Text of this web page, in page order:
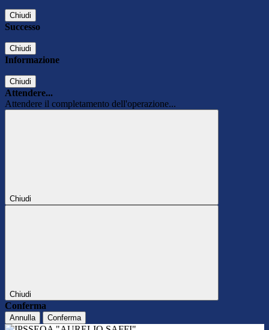
Chiudi
Successo
Chiudi
Informazione
Chiudi
Attendere...
Attendere il completamento dell'operazione...
Chiudi
Chiudi
Conferma
Annulla Conferma